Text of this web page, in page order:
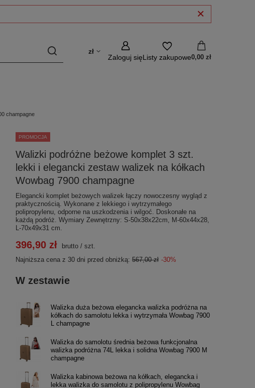
zł
Zaloguj sięListy zakupowe0,00 zł
champagne
PROMOCJA
Walizki podróżne beżowe komplet 3 szt.
lekki i elegancki zestaw walizek na kółkach
Wowbag 7900 champagne
Elegancki komplet beżowych walizek łączy nowoczesny wygląd z
praktycznością. Wykonane z lekkiego i wytrzymałego
polipropylenu, odporne na uszkodzenia i wilgoć. Doskonałe na
każdą podróż. Wymiary Zewnętrzny: S-50x38x22cm, M-60x44x28,
L-70x49х31 cm.
W zestawie
Walizka duża beżowa elegancka walizka podróżna na
kółkach do samolotu lekka i wytrzymała Wowbag 7900
L champagne
Walizka do samolotu średnia beżowa funkcjonalna
walizka podróżna 74L lekka i solidna Wowbag 7900 M
champagne
Walizka kabinowa beżowa na kółkach, elegancka i
lekka walizka do samolotu z polipropylenu Wowbag
396,90 zł brutto /szt.
Najniższa cena z 30 dni przed obniżką:567,00 zł -30%